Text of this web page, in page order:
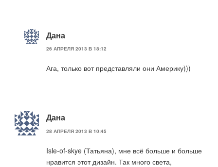
Дана
26 АПРЕЛЯ 2013 В 18:12
Ага, только вот представляли они Америку)))
Дана
28 АПРЕЛЯ 2013 В 10:45
Isle-of-skye (Татьяна), мне всё больше и больше
нравится этот дизайн. Так много света,